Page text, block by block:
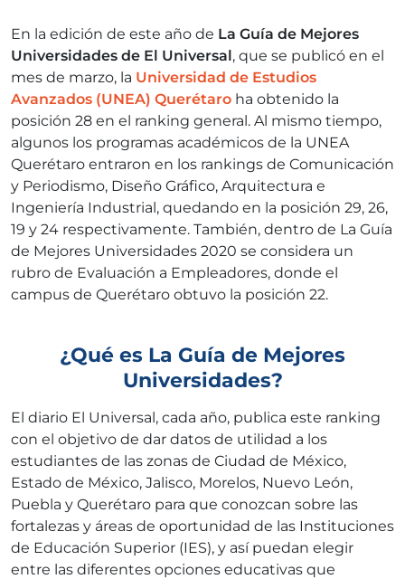
En la edición de este año de La Guía de Mejores
Universidades de El Universal, que se publicó en el
mes de marzo, la Universidad de Estudios
Avanzados (UNEA) Querétaro ha obtenido la
posición 28 en el ranking general. Al mismo tiempo,
algunos los programas académicos de la UNEA
Querétaro entraron en los rankings de Comunicación
y Periodismo, Diseño Gráfico, Arquitectura e
Ingeniería Industrial, quedando en la posición 29, 26,
19 y 24 respectivamente. También, dentro de La Guía
de Mejores Universidades 2020 se considera un
rubro de Evaluación a Empleadores, donde el
campus de Querétaro obtuvo la posición 22.
¿Qué es La Guía de Mejores
Universidades?
El diario El Universal, cada año, publica este ranking
con el objetivo de dar datos de utilidad a los
estudiantes de las zonas de Ciudad de México,
Estado de México, Jalisco, Morelos, Nuevo León,
Puebla y Querétaro para que conozcan sobre las
fortalezas y áreas de oportunidad de las Instituciones
de Educación Superior (IES), y así puedan elegir
entre las diferentes opciones educativas que